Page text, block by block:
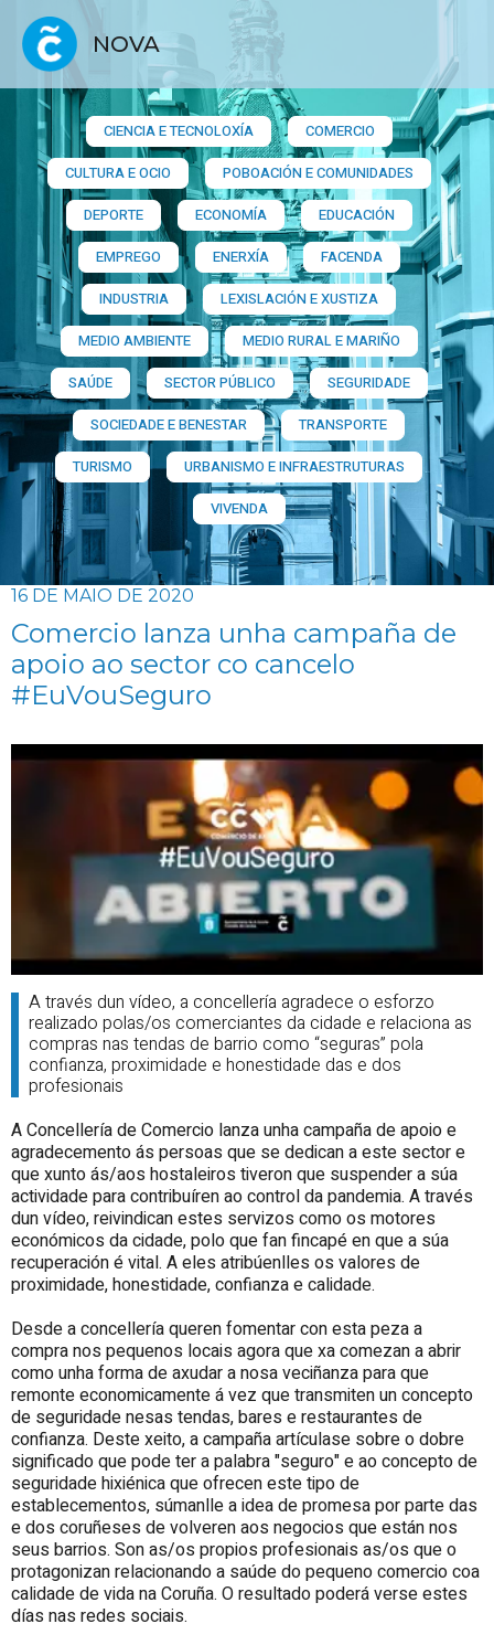
NOVA
CIENCIA E TECNOLOXÍA
COMERCIO
CULTURA E OCIO
POBOACIÓN E COMUNIDADES
DEPORTE
ECONOMÍA
EDUCACIÓN
EMPREGO
ENERXÍA
FACENDA
INDUSTRIA
LEXISLACIÓN E XUSTIZA
MEDIO AMBIENTE
MEDIO RURAL E MARIÑO
SAÚDE
SECTOR PÚBLICO
SEGURIDADE
SOCIEDADE E BENESTAR
TRANSPORTE
TURISMO
URBANISMO E INFRAESTRUTURAS
VIVENDA
16 DE MAIO DE 2020
Comercio lanza unha campaña de
apoio ao sector co cancelo
#EuVouSeguro
A través dun vídeo, a concellería agradece o esforzo
realizado polas/os comerciantes da cidade e relaciona as
compras nas tendas de barrio como “seguras” pola
confianza, proximidade e honestidade das e dos
profesionais
A Concellería de Comercio lanza unha campaña de apoio e
agradecemento ás persoas que se dedican a este sector e
que xunto ás/aos hostaleiros tiveron que suspender a súa
actividade para contribuíren ao control da pandemia. A través
dun vídeo, reivindican estes servizos como os motores
económicos da cidade, polo que fan fincapé en que a súa
recuperación é vital. A eles atribúenlles os valores de
proximidade, honestidade, confianza e calidade.
Desde a concellería queren fomentar con esta peza a
compra nos pequenos locais agora que xa comezan a abrir
como unha forma de axudar a nosa veciñanza para que
remonte economicamente á vez que transmiten un concepto
de seguridade nesas tendas, bares e restaurantes de
confianza. Deste xeito, a campaña artículase sobre o dobre
significado que pode ter a palabra "seguro" e ao concepto de
seguridade hixiénica que ofrecen este tipo de
establecementos, súmanlle a idea de promesa por parte das
e dos coruñeses de volveren aos negocios que están nos
seus barrios. Son as/os propios profesionais as/os que o
protagonizan relacionando a saúde do pequeno comercio coa
calidade de vida na Coruña. O resultado poderá verse estes
días nas redes sociais.